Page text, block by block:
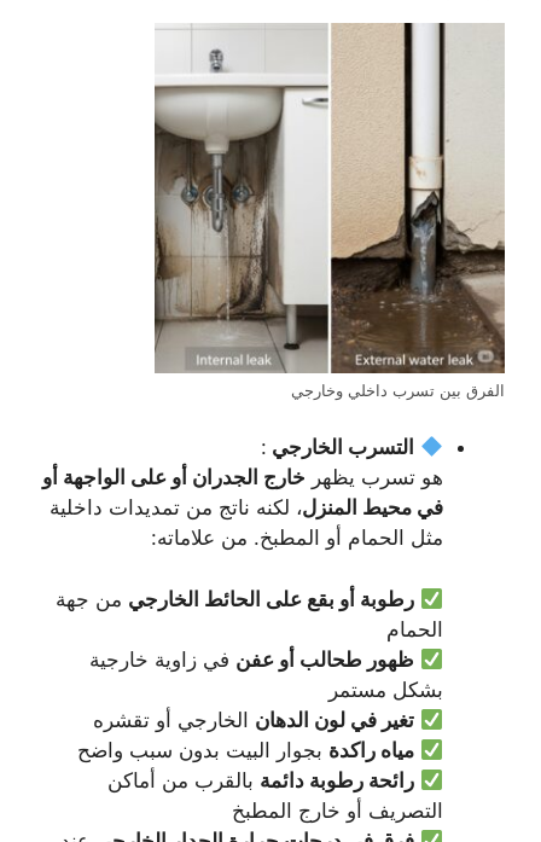
الفرق بين تسرب داخلي وخارجي
التسرب الخارجي :
هو تسرب يظهر خارج الجدران أو على الواجهة أو
في محيط المنزل، لكنه ناتج من تمديدات داخلية
مثل الحمام أو المطبخ. من علاماته:
رطوبة أو بقع على الحائط الخارجي من جهة
الحمام
ظهور طحالب أو عفن في زاوية خارجية
بشكل مستمر
تغير في لون الدهان الخارجي أو تقشره
مياه راكدة بجوار البيت بدون سبب واضح
رائحة رطوبة دائمة بالقرب من أماكن
التصريف أو خارج المطبخ